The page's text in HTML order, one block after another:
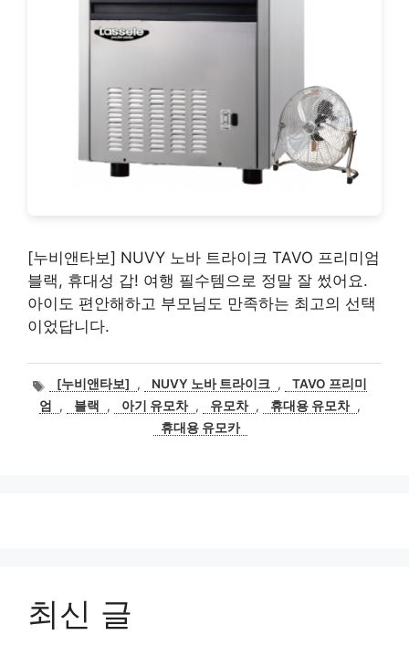
[누비앤타보] NUVY 노바 트라이크 TAVO 프리미엄
블랙, 휴대성 갑! 여행 필수템으로 정말 잘 썼어요.
아이도 편안해하고 부모님도 만족하는 최고의 선택
이었답니다.
태
그
[누비앤타보] , NUVY 노바 트라이크 ,
TAVO 프리미
엄
, 블랙 , 아기 유모차 , 유모차 , 휴대용 유모차 ,
휴대용 유모카
최신 글